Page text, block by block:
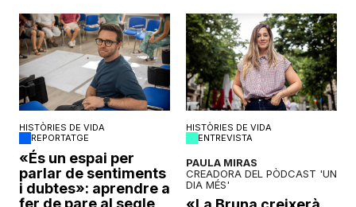
HISTÒRIES DE VIDA
REPORTATGE
«És un espai per
parlar de sentiments
i dubtes»: aprendre a
fer de pare al segle
HISTÒRIES DE VIDA
ENTREVISTA
PAULA MIRAS
CREADORA DEL PÒDCAST 'UN
DIA MÉS'